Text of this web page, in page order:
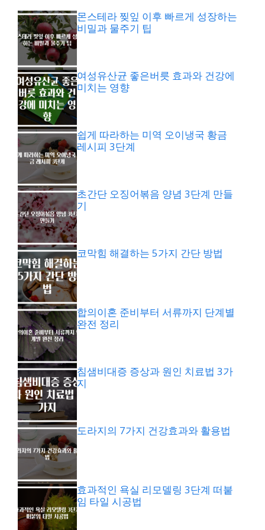
몬스테라 찢잎 이후 빠르게 성장하는
비밀과 물주기 팁
여성유산균 좋은버릇 효과와 건강에
미치는 영향
쉽게 따라하는 미역 오이냉국 황금
레시피 3단계
초간단 오징어볶음 양념 3단계 만들
기
코막힘 해결하는 5가지 간단 방법
합의이혼 준비부터 서류까지 단계별
완전 정리
침샘비대증 증상과 원인 치료법 3가
지
도라지의 7가지 건강효과와 활용법
효과적인 욕실 리모델링 3단계 떠붙
임 타일 시공법